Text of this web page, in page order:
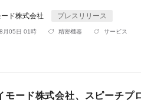
ド株式会社 プレスリリース
月05日 01時 精密機器 サービス
モード株式会社、スピーチプ